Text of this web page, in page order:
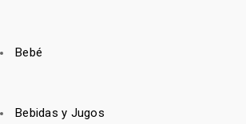
Bebé
Bebidas y Jugos